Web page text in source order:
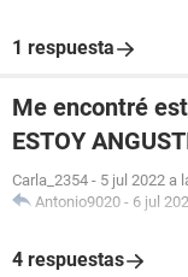
1 respuesta
Me encontré
ESTOY
Carla_2354 - 5 jul 2022 a
Antonio9020 - 6 jul
4 respuestas